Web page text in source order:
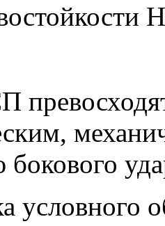
бокового
условного